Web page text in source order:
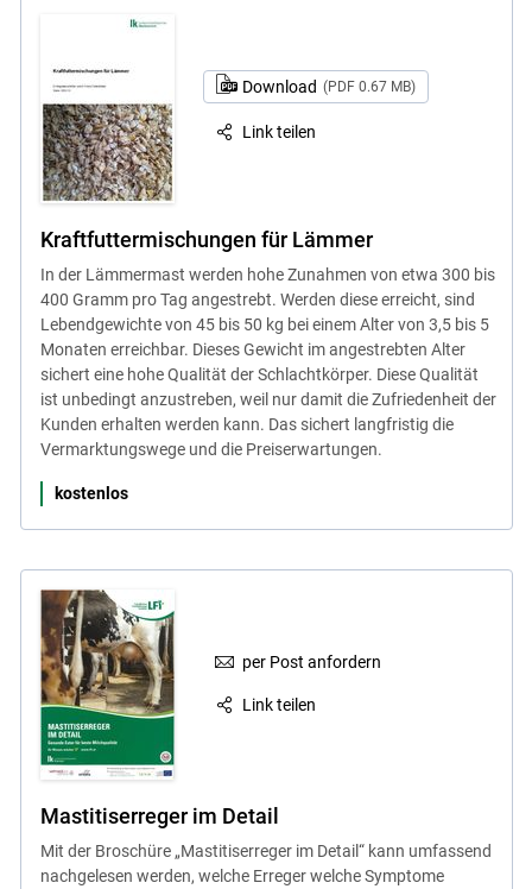
Download (PDF 0.67 MB)
Link teilen
Kraftfuttermischungen für Lämmer
In der Lämmermast werden hohe Zunahmen von etwa 300 bis
400 Gramm pro Tag angestrebt. Werden diese erreicht, sind
Lebendgewichte von 45 bis 50 kg bei einem Alter von 3,5 bis 5
Monaten erreichbar. Dieses Gewicht im angestrebten Alter
sichert eine hohe Qualität der Schlachtkörper. Diese Qualität
ist unbedingt anzustreben, weil nur damit die Zufriedenheit der
Kunden erhalten werden kann. Das sichert langfristig die
Vermarktungswege und die Preiserwartungen.
kostenlos
per Post anfordern
Link teilen
Mastitiserreger im Detail
Mit der Broschüre „Mastitiserreger im Detail“ kann umfassend
nachgelesen werden, welche Erreger welche Symptome